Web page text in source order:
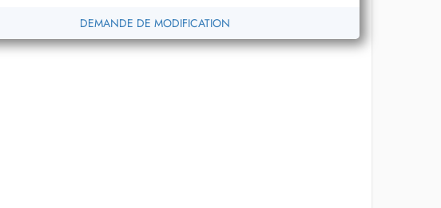
DEMANDE DE MODIFICATION